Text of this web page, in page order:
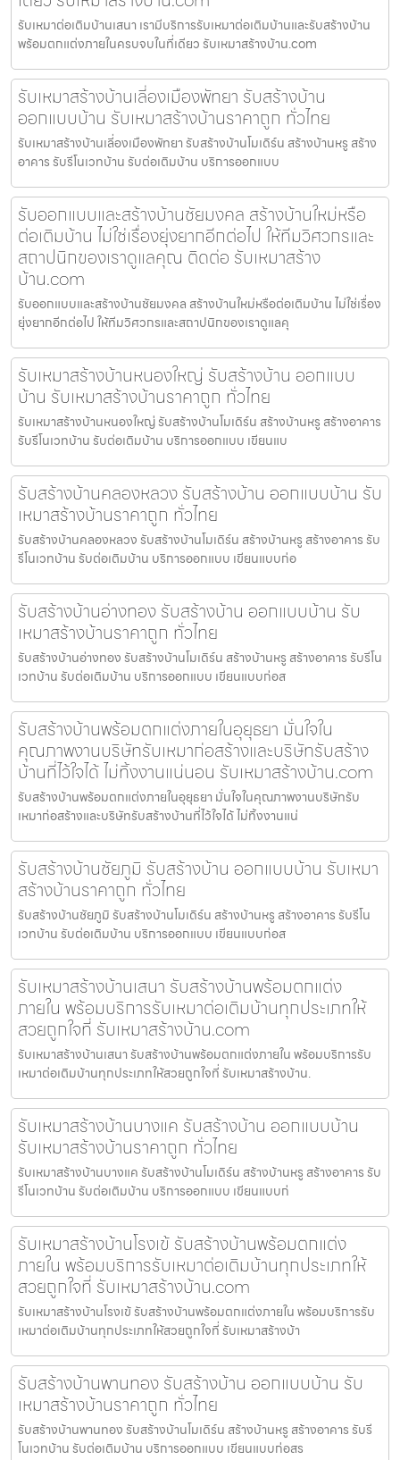
รับเหมาต่อเติมบ้านเสนา เรามีบริการรับเหมาต่อเติมบ้านและรับสร้างบ้าน
พร้อมตกแต่งภายในครบจบในที่เดียว รับเหมาสร้างบ้าน.com
รับเหมาสร้างบ้านเลี่องเมืองพัทยา รับสร้างบ้าน
ออกแบบบ้าน รับเหมาสร้างบ้านราคาถูก ทั่วไทย
รับเหมาสร้างบ้านเลี่องเมืองพัทยา รับสร้างบ้านโมเดิร์น สร้างบ้านหรู สร้าง
อาคาร รับรีโนเวทบ้าน รับต่อเติมบ้าน บริการออกแบบ
รับออกแบบและสร้างบ้านชัยมงคล สร้างบ้านใหม่หรือ
ต่อเติมบ้าน ไม่ใช่เรื่องยุ่งยากอีกต่อไป ให้ทีมวิศวกรและ
สถาปนิกของเราดูแลคุณ ติดต่อ รับเหมาสร้าง
บ้าน.com
รับออกแบบและสร้างบ้านชัยมงคล สร้างบ้านใหม่หรือต่อเติมบ้าน ไม่ใช่เรื่อง
ยุ่งยากอีกต่อไป ให้ทีมวิศวกรและสถาปนิกของเราดูแลคุ
รับเหมาสร้างบ้านหนองใหญ่ รับสร้างบ้าน ออกแบบ
บ้าน รับเหมาสร้างบ้านราคาถูก ทั่วไทย
รับเหมาสร้างบ้านหนองใหญ่ รับสร้างบ้านโมเดิร์น สร้างบ้านหรู สร้างอาคาร
รับรีโนเวทบ้าน รับต่อเติมบ้าน บริการออกแบบ เขียนแบ
รับสร้างบ้านคลองหลวง รับสร้างบ้าน ออกแบบบ้าน รับ
เหมาสร้างบ้านราคาถูก ทั่วไทย
รับสร้างบ้านคลองหลวง รับสร้างบ้านโมเดิร์น สร้างบ้านหรู สร้างอาคาร รับ
รีโนเวทบ้าน รับต่อเติมบ้าน บริการออกแบบ เขียนแบบก่อ
รับสร้างบ้านอ่างทอง รับสร้างบ้าน ออกแบบบ้าน รับ
เหมาสร้างบ้านราคาถูก ทั่วไทย
รับสร้างบ้านอ่างทอง รับสร้างบ้านโมเดิร์น สร้างบ้านหรู สร้างอาคาร รับรีโน
เวทบ้าน รับต่อเติมบ้าน บริการออกแบบ เขียนแบบก่อส
รับสร้างบ้านพร้อมตกแต่งภายในอุยุธยา มั่นใจใน
คุณภาพงานบริษัทรับเหมาก่อสร้างและบริษัทรับสร้าง
บ้านที่ไว้ใจได้ ไม่ทิ้งงานแน่นอน รับเหมาสร้างบ้าน.com
รับสร้างบ้านพร้อมตกแต่งภายในอุยุธยา มั่นใจในคุณภาพงานบริษัทรับ
เหมาก่อสร้างและบริษัทรับสร้างบ้านที่ไว้ใจได้ ไม่ทิ้งงานแน่
รับสร้างบ้านชัยภูมิ รับสร้างบ้าน ออกแบบบ้าน รับเหมา
สร้างบ้านราคาถูก ทั่วไทย
รับสร้างบ้านชัยภูมิ รับสร้างบ้านโมเดิร์น สร้างบ้านหรู สร้างอาคาร รับรีโน
เวทบ้าน รับต่อเติมบ้าน บริการออกแบบ เขียนแบบก่อส
รับเหมาสร้างบ้านเสนา รับสร้างบ้านพร้อมตกแต่ง
ภายใน พร้อมบริการรับเหมาต่อเติมบ้านทุกประเภทให้
สวยถูกใจที่ รับเหมาสร้างบ้าน.com
รับเหมาสร้างบ้านเสนา รับสร้างบ้านพร้อมตกแต่งภายใน พร้อมบริการรับ
เหมาต่อเติมบ้านทุกประเภทให้สวยถูกใจที่ รับเหมาสร้างบ้าน.
รับเหมาสร้างบ้านบางแค รับสร้างบ้าน ออกแบบบ้าน
รับเหมาสร้างบ้านราคาถูก ทั่วไทย
รับเหมาสร้างบ้านบางแค รับสร้างบ้านโมเดิร์น สร้างบ้านหรู สร้างอาคาร รับ
รีโนเวทบ้าน รับต่อเติมบ้าน บริการออกแบบ เขียนแบบก่
รับเหมาสร้างบ้านโรงเข้ รับสร้างบ้านพร้อมตกแต่ง
ภายใน พร้อมบริการรับเหมาต่อเติมบ้านทุกประเภทให้
สวยถูกใจที่ รับเหมาสร้างบ้าน.com
รับเหมาสร้างบ้านโรงเข้ รับสร้างบ้านพร้อมตกแต่งภายใน พร้อมบริการรับ
เหมาต่อเติมบ้านทุกประเภทให้สวยถูกใจที่ รับเหมาสร้างบ้า
รับสร้างบ้านพานทอง รับสร้างบ้าน ออกแบบบ้าน รับ
เหมาสร้างบ้านราคาถูก ทั่วไทย
รับสร้างบ้านพานทอง รับสร้างบ้านโมเดิร์น สร้างบ้านหรู สร้างอาคาร รับรี
โนเวทบ้าน รับต่อเติมบ้าน บริการออกแบบ เขียนแบบก่อสร